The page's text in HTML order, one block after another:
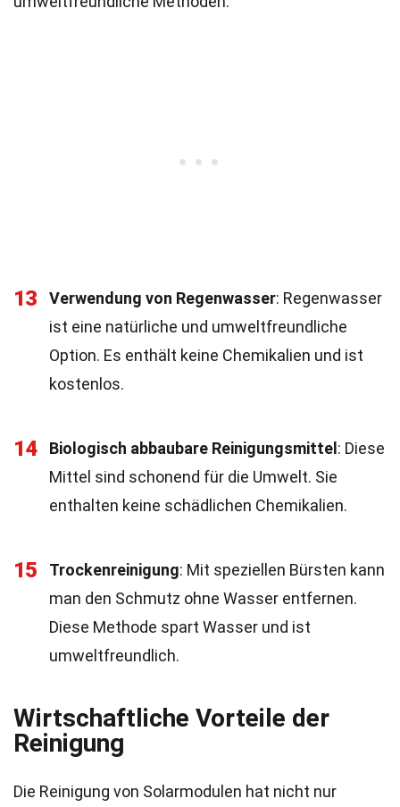
13 Verwendung von Regenwasser: Regenwasser
ist eine natürliche und umweltfreundliche
Option. Es enthält keine Chemikalien und ist
kostenlos.
14 Biologisch abbaubare Reinigungsmittel : Diese
Mittel sind schonend für die Umwelt. Sie
enthalten keine schädlichen Chemikalien.
15 Trockenreinigung: Mit speziellen Bürsten kann
man den Schmutz ohne Wasser entfernen.
Diese Methode spart Wasser und ist
umweltfreundlich.
Wirtschaftliche Vorteile der
Reinigung
Die Reinigung von Solarmodulen hat nicht nur